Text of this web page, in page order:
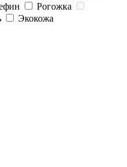
Рогожка
Экокожа